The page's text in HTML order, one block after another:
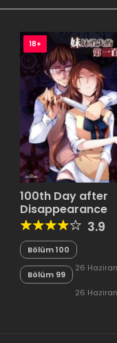
18+
100th Day after
Disappearance
3.9
Bölüm 100
26 Haziran
Bölüm 99
26 Haziran